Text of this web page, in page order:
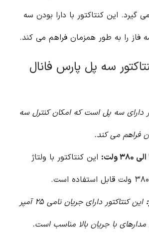
گیرد. این کنتاکتور با دارا بودن سه
فاز را به طور همزمان فراهم می کند.
سه پل پارس فانال
دارای سه پل است که امکان کنترل سه
فراهم می کند.
این کنتاکتور با ولتاژ
این کنتاکتور دارای جریان نامی ۲۵ آمپر
با جریان بالا مناسب است.